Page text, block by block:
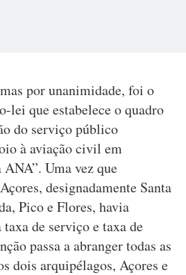
por unanimidade, foi o
lei que estabelece o quadro
do serviço público
à aviação civil em
Uma vez que
designadamente Santa
Pico e Flores, havia
taxa de serviço e taxa de
passa a abranger todas as
dois arquipélagos, Açores e